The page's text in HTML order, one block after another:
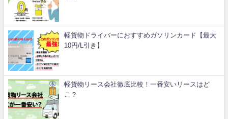
軽貨物ドライバーにおすすめガソリンカード【最大
10円/L引き】
軽貨物リース会社徹底比較！一番安いリースはど
こ？